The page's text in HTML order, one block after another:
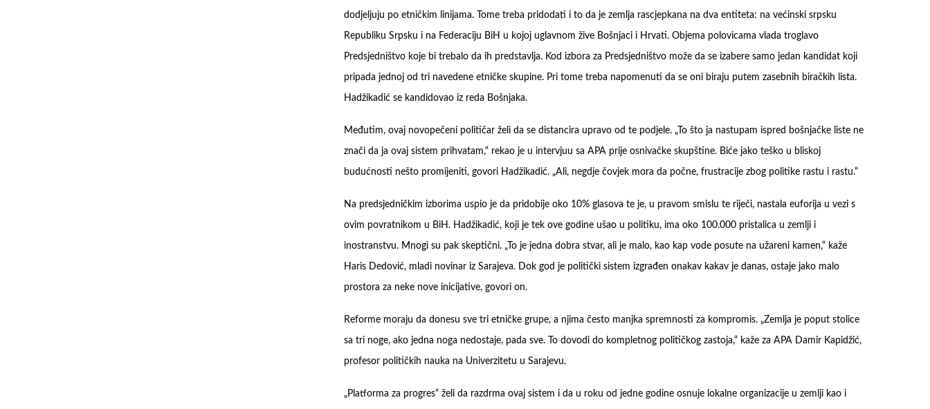
dodjeljuju po etničkim linijama. Tome treba pridodati i to da je zemlja rascjepkana na dva entiteta: na većinski srpsku
Republiku Srpsku i na Federaciju BiH u kojoj uglavnom žive Bošnjaci i Hrvati. Objema polovicama vlada troglavo
Predsjedništvo koje bi trebalo da ih predstavlja. Kod izbora za Predsjedništvo može da se izabere samo jedan kandidat koji
pripada jednoj od tri navedene etničke skupine. Pri tome treba napomenuti da se oni biraju putem zasebnih biračkih lista.
Hadžikadić se kandidovao iz reda Bošnjaka.
Međutim, ovaj novopečeni političar želi da se distancira upravo od te podjele. „To što ja nastupam ispred bošnjačke liste ne
znači da ja ovaj sistem prihvatam,“ rekao je u intervjuu sa APA prije osnivačke skupštine. Biće jako teško u bliskoj
budućnosti nešto promijeniti, govori Hadžikadić. „Ali, negdje čovjek mora da počne, frustracije zbog politike rastu i rastu.“
Na predsjedničkim izborima uspio je da pridobije oko 10% glasova te je, u pravom smislu te riječi, nastala euforija u vezi s
ovim povratnikom u BiH. Hadžikadić, koji je tek ove godine ušao u politiku, ima oko 100.000 pristalica u zemlji i
inostranstvu. Mnogi su pak skeptični. „To je jedna dobra stvar, ali je malo, kao kap vode posute na užareni kamen,“ kaže
Haris Dedović, mladi novinar iz Sarajeva. Dok god je politički sistem izgrađen onakav kakav je danas, ostaje jako malo
prostora za neke nove inicijative, govori on.
Reforme moraju da donesu sve tri etničke grupe, a njima često manjka spremnosti za kompromis. „Zemlja je poput stolice
sa tri noge, ako jedna noga nedostaje, pada sve. To dovodi do kompletnog političkog zastoja,“ kaže za APA Damir Kapidžić,
profesor političkih nauka na Univerzitetu u Sarajevu.
„Platforma za progres“ želi da razdrma ovaj sistem i da u roku od jedne godine osnuje lokalne organizacije u zemlji kao i